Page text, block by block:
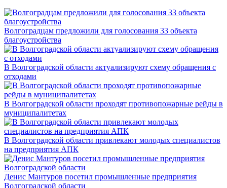
Волгоградцам предложили для голосования 33 объекта
благоустройства
В Волгоградской области актуализируют схему обращения с
отходами
В Волгоградской области проходят противопожарные рейды в
муниципалитетах
В Волгоградской области привлекают молодых специалистов
на предприятия АПК
Денис Мантуров посетил промышленные предприятия
Волгоградской области